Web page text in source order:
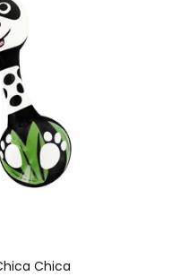
Maracas Chica Chica